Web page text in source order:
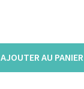
AJOUTER AU PANIER